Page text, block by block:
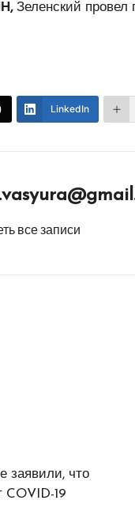
Зеленский провел
LinkedIn
все записи
заявили, что
COVID-19